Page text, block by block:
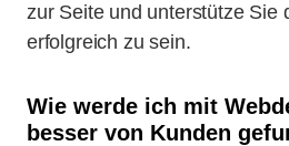
zur Seite und unterstütze Sie
erfolgreich zu sein.
Wie werde ich mit
besser von Kunden